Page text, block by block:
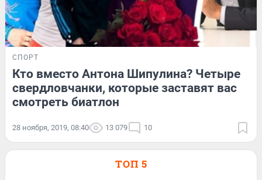
СПОРТ
Кто вместо Антона Шипулина? Четыре
свердловчанки, которые заставят вас
смотреть биатлон
28 ноября, 2019, 08:40 13 079 10
ТОП 5